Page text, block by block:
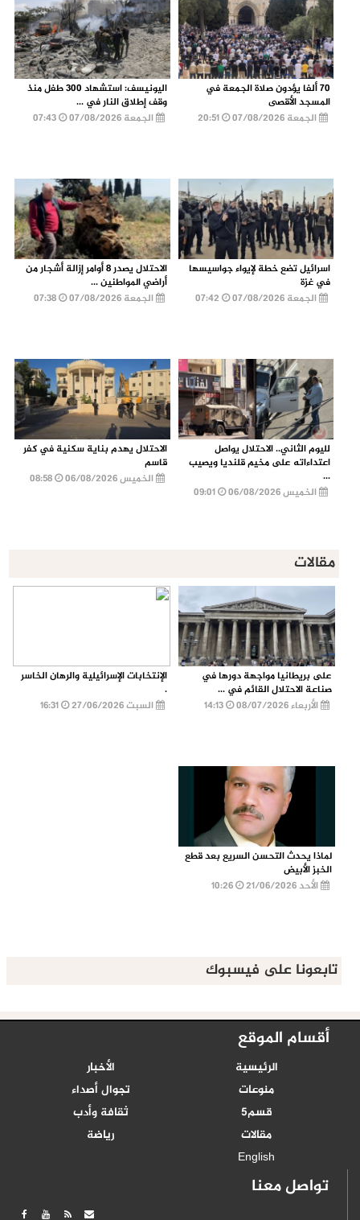
70 ألفا يؤدون صلاة الجمعة في
المسجد الأقصى
الجمعة 07/08/2026
اليونيسف: استشهاد 300 طفل منذ
وقف إطلاق النار في ...
الجمعة 07/08/2026
07:43
اسرائيل تضع خطة لإيواء جواسيسها
في غزة
الجمعة 07/08/2026
الاحتلال يصدر 8 أوامر إزالة أشجار من
أراضي المواطنين ...
الجمعة 07/08/2026
07:38
لليوم الثاني.. الاحتلال يواصل
اعتداءاته على مخيم قلنديا ويصيب
...
الخميس 06/08/2026
الاحتلال يهدم بناية سكنية في كفر
قاسم
الخميس 06/08/2026
08:58
مقالات
على بريطانيا مواجهة دورها في
صناعة الاحتلال القائم في ...
الأربعاء 08/07/2026
الإنتخابات الإسرائيلية والرهان الخاسر
.
السبت 27/06/2026
16:31
لماذا يحدث التحسن السريع بعد قطع
الخبز الأبيض
الأحد 21/06/2026
تابعونا على فيسبوك
أقسام الموقع
الرئيسية
الأخبار
منوعات
تجوال أصداء
قسم5
ثقافة وأدب
مقالات
رياضة
English
تواصل معنا